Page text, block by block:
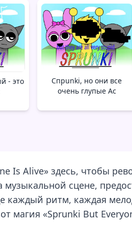
- это
Спрunki, но они все
очень глупые Ac
Is Alive» здесь, чтобы
сцене,
каждый ритм, каждая
магия «Sprunki But